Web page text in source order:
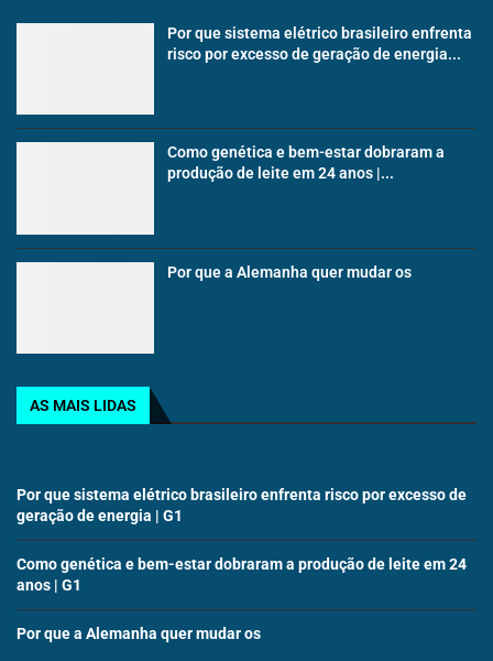
Por que sistema elétrico brasileiro enfrenta
risco por excesso de geração de energia...
Como genética e bem-estar dobraram a
produção de leite em 24 anos |...
Por que a Alemanha quer mudar os
AS MAIS LIDAS
Por que sistema elétrico brasileiro enfrenta risco por excesso de
geração de energia | G1
Como genética e bem-estar dobraram a produção de leite em 24
anos | G1
Por que a Alemanha quer mudar os